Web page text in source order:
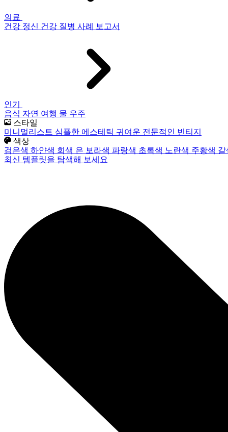
의료
건강 정신 건강 질병 사례 보고서
인기
음식 자연 여행 물 우주
스타일
미니멀리스트 심플한 에스테틱 귀여운 전문적인 빈티지
색상
검은색 하얀색 회색 은 보라색 파랑색 초록색 노란색 주황색
최신 템플릿을 탐색해 보세요